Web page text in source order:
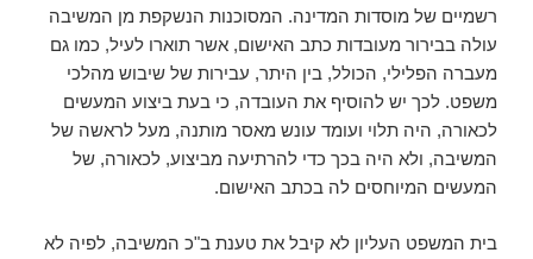
רשמיים של מוסדות המדינה. המסוכנות הנשקפת מן המשיבה
עולה בבירור מעובדות כתב האישום, אשר תוארו לעיל, כמו גם
מעברה הפלילי, הכולל, בין היתר, עבירות של שיבוש מהלכי
משפט. לכך יש להוסיף את העובדה, כי בעת ביצוע המעשים
לכאורה, היה תלוי ועומד עונש מאסר מותנה, מעל לראשה של
המשיבה, ולא היה בכך כדי להרתיעה מביצוע, לכאורה, של
המעשים המיוחסים לה בכתב האישום.
בית המשפט העליון לא קיבל את טענת ב"כ המשיבה, לפיה לא